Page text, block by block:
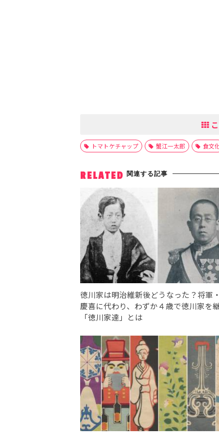
トマトケチャップ 蟹江一太郎 食文
RELATED 関連する記事
徳川家は明治維新後どうなった？将軍
慶喜に代わり、わずか４歳で徳川家を
「徳川家達」とは